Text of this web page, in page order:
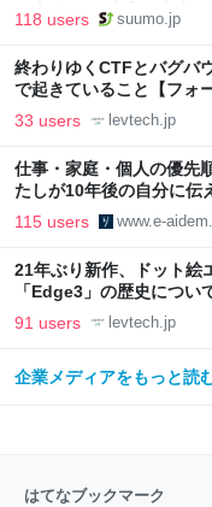
向上”戦略 東京・中央区
118 users suumo.jp
終わりゆくCTFとバグバ
で起きていること【フォ
33 users levtech.jp
仕事・家庭・個人の優先
たしが10年後の自分に伝
115 users www.e-
21年ぶり新作、ドット絵
「Edge3」の歴史につい
LAB
91 users levtech.jp
企業メディアをもっと読
はてなブックマーク